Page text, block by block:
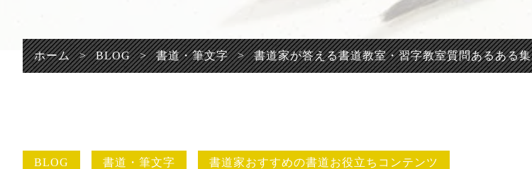
き彫り】
ホーム > BLOG > 書道・筆文字 > 書道家が答える書道教室・習字教室質問あるある集
BLOG 書道・筆文字 書道家おすすめの書道お役立ちコンテンツ